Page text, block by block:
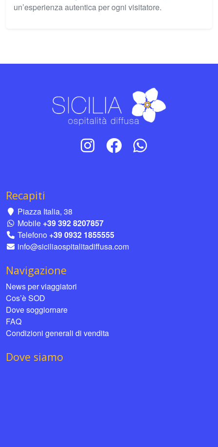
un’esperienza autentica per ogni visitatore.
Recapiti
Piazza Italia, 38
Mobile +39 392 8207857
Telefono +39 0932 1855555
info@siciliaospitalitadiffusa.com
Navigazione
News per viaggiatori
Cos’è SOD
Dove soggiornare
FAQ
Condizioni generali di vendita
Dove siamo